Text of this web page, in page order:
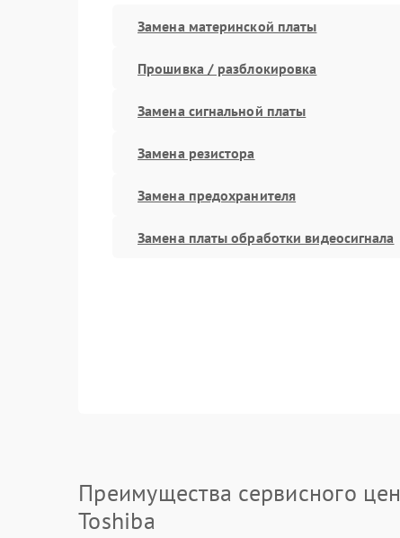
Замена материнской платы
Прошивка / разблокировка
Замена сигнальной платы
Замена резистора
Замена предохранителя
Замена платы обработки видеосигнала
Преимущества сервисного
Toshiba